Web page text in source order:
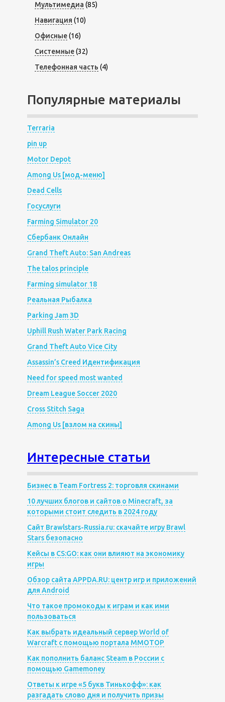
Мультимедиа (85)
Навигация (10)
Офисные(16)
Системные(32)
Телефонная часть (4)
Популярные материалы
Terraria
pin up
Motor Depot
Among Us [мод-меню]
Dead Cells
Госуслуги
Farming Simulator 20
Сбербанк Онлайн
Grand Theft Auto: San Andreas
The talos principle
Farming simulator 18
Реальная Рыбалка
Parking Jam 3D
Uphill Rush Water Park Racing
Grand Theft Auto Vice City
Assassin’s Creed Идентификация
Need for speed most wanted
Dream League Soccer 2020
Cross Stitch Saga
Among Us [взлом на скины]
Интересные статьи
Бизнес в Team Fortress 2: торговля скинами
10 лучших блогов и сайтов о Minecraft, за
которыми стоит следить в 2024 году
Сайт Brawlstars-Russia.ru: скачайте игру Brawl
Stars безопасно
Кейсы в CS:GO: как они влияют на экономику
игры
Обзор сайта APPDA.RU: центр игр и приложений
для Android
Что такое промокоды к играм и как ими
пользоваться
Как выбрать идеальный сервер World of
Warcraft с помощью портала MMOTOP
Как пополнить баланс Steam в России с
помощью Gamemoney
Ответы к игре «5 букв Тинькофф»: как
разгадать слово дня и получить призы